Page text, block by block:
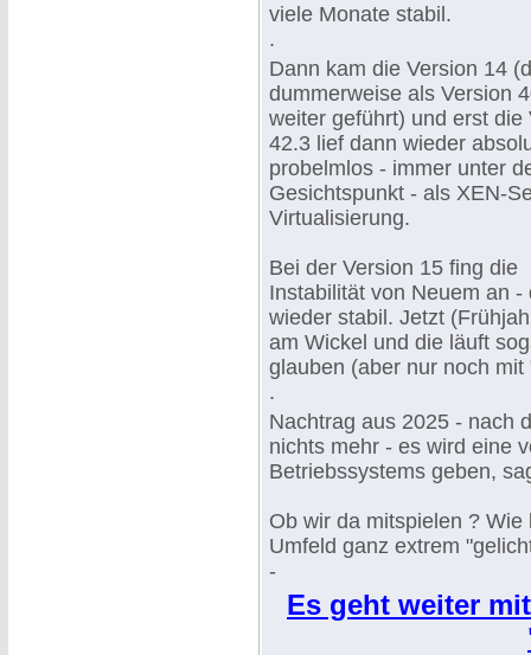
viele Monate stabil.
.
Dann kam die Version 14
dummerweise als Version
weiter geführt) und erst die
42.3 lief dann wieder
probelmlos - immer unter
Gesichtspunkt - als XEN-
Virtualisierung.
Bei der Version 15 fing die
Instabilität von Neuem an
wieder stabil. Jetzt
am Wickel und die läuft
glauben (aber nur noch
.
Nachtrag aus 2025 - nach
nichts mehr - es wird eine
Betriebssystems geben,
Ob wir da mitspielen ?
Umfeld ganz extrem
-
Es geht weiter